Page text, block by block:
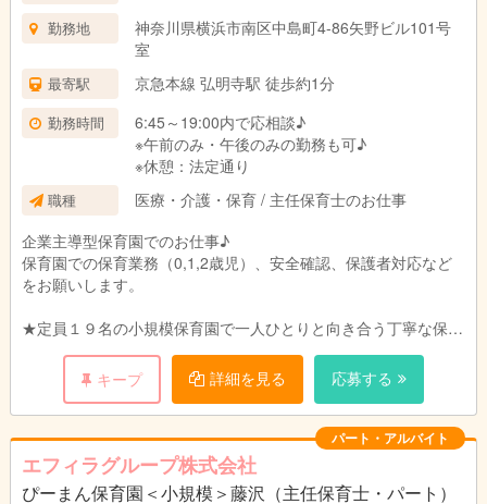
勤務地
神奈川県横浜市南区中島町4-86矢野ビル101号
室
最寄駅 京急本線 弘明寺駅 徒歩約1分
勤務時間
6:45～19:00内で応相談♪
※午前のみ・午後のみの勤務も可♪
※休憩：法定通り
職種
医療・介護・保育 / 主任保育士のお仕事
企業主導型保育園でのお仕事♪
保育園での保育業務（0,1,2歳児）、安全確認、保護者対応など
をお願いします。
★定員１９名の小規模保育園で一人ひとりと向き合う丁寧な保育
ご家庭、職員、地域のトライアングルで子どもたちの成長を見守
れるような環境づくりを目指しています。
キープ 詳細を見る 応募する
パート・アルバイト
エフィラグループ株式会社
ぴーまん保育園＜小規模＞藤沢（主任保育士・パート）